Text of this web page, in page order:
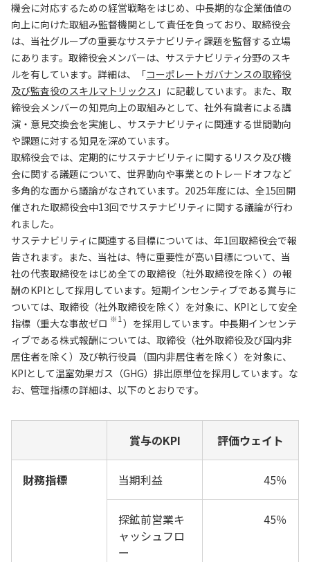
機会に対応するための経営戦略をはじめ、中長期的な企業価値の
向上に向けた取組み監督機関として責任を負っており、取締役会
は、当社グループの重要なサステナビリティ課題を監督する立場
にあります。取締役会メンバーは、サステナビリティ分野のスキ
ルを有しています。詳細は、「コーポレートガバナンスの取締役
及び監査役のスキルマトリックス 」に記載しています。また、取
締役会メンバーの知見向上の取組みとして、社外有識者による講
演・意見交換会を実施し、サステナビリティに関連する世間動向
や課題に対する知見を深めています。
取締役会では、定期的にサステナビリティに関するリスク及び機
会に関する議題について、世界動向や事業とのトレードオフなど
多角的な面から議論がなされています。2025年度には、全15回開
催された取締役会中13回でサステナビリティに関する議論が行わ
れました。
サステナビリティに関連する目標については、年1回取締役会で報
告されます。また、当社は、特に重要性が高い目標について、当
社の代表取締役をはじめ全ての取締役（社外取締役を除く）の報
酬のKPIとして採用しています。短期インセンティブである賞与に
ついては、取締役（社外取締役を除く）を対象に、KPIとして安全
指標（重大な事故ゼロ ※1）を採用しています。中長期インセンテ
ィブである株式報酬については、取締役（社外取締役及び国内非
居住者を除く）及び執行役員（国内非居住者を除く）を対象に、
KPIとして温室効果ガス（GHG）排出原単位を採用しています。な
お、管理指標の詳細は、以下のとおりです。
賞与のKPI 評価ウェイト
財務指標 当期利益 45％
探鉱前営業キ
ャッシュフロ
ー
45％